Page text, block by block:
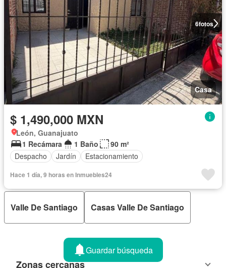
6fotos
Casa
$ 1,490,000 MXN
León, Guanajuato
1 Recámara
1 Baño
90 m²
Despacho
Jardín Estacionamiento
Hace 1 día, 9 horas en Inmuebles24
Valle De Santiago Casas Valle De Santiago
Zonas cercanas
Guardar búsqueda